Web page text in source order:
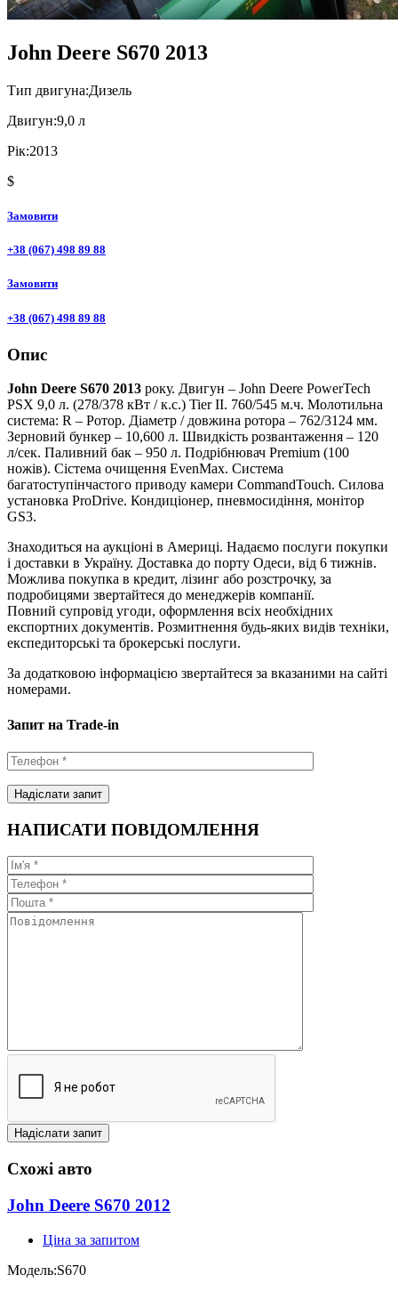
John Deere S670 2013
Тип двигуна:Дизель
Двигун:9,0 л
Рік:2013
$
Замовити
+38 (067) 498 89 88
Замовити
+38 (067) 498 89 88
Опис
John Deere S670 2013 року. Двигун – John Deere PowerTech
PSX 9,0 л. (278/378 кВт / к.с.) Tier II. 760/545 м.ч. Молотильна
система: R – Ротор. Діаметр / довжина ротора – 762/3124 мм.
Зерновий бункер – 10,600 л. Швидкість розвантаження – 120
л/сек. Паливний бак – 950 л. Подрібнювач Premium (100
ножів). Сістема очищення EvenMax. Система
багатоступінчастого приводу камери CommandTouch. Силова
установка ProDrive. Кондиціонер, пневмосидіння, монітор
GS3.
Знаходиться на аукціоні в Америці. Надаємо послуги покупки
і доставки в Україну. Доставка до порту Одеси, від 6 тижнів.
Можлива покупка в кредит, лізинг або розстрочку, за
подробицями звертайтеся до менеджерів компанії.
Повний супровід угоди, оформлення всіх необхідних
експортних документів. Розмитнення будь-яких видів техніки,
експедиторські та брокерські послуги.
За додатковою інформацією звертайтеся за вказаними на сайті
номерами.
Запит на Trade-in
НАПИСАТИ ПОВІДОМЛЕННЯ
Схожі авто
John Deere S670 2012
Ціна за запитом
Модель:S670